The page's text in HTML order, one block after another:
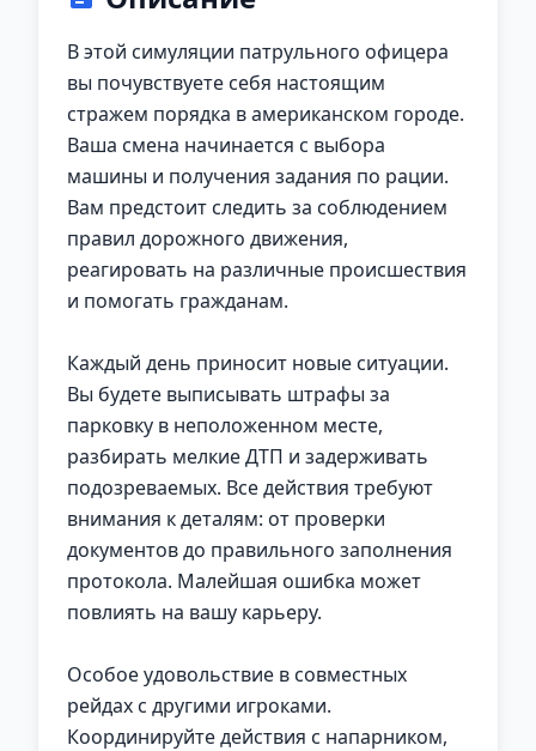
В этой симуляции патрульного офицера
вы почувствуете себя настоящим
стражем порядка в американском городе.
Ваша смена начинается с выбора
машины и получения задания по рации.
Вам предстоит следить за соблюдением
правил дорожного движения,
реагировать на различные происшествия
и помогать гражданам.
Каждый день приносит новые ситуации.
Вы будете выписывать штрафы за
парковку в неположенном месте,
разбирать мелкие ДТП и задерживать
подозреваемых. Все действия требуют
внимания к деталям: от проверки
документов до правильного заполнения
протокола. Малейшая ошибка может
повлиять на вашу карьеру.
Особое удовольствие в совместных
рейдах с другими игроками.
Координируйте действия с напарником,